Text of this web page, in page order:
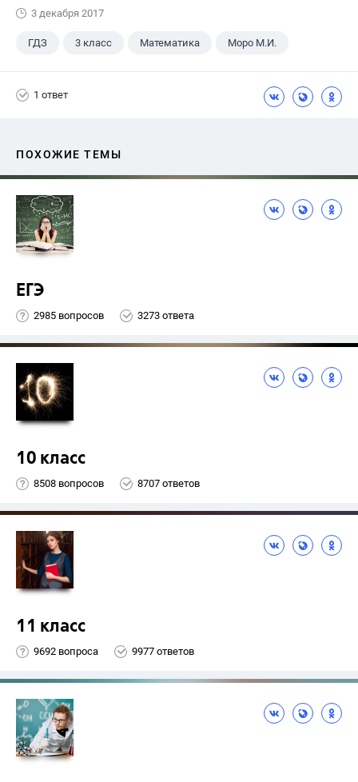
3 декабря 2017
ГДЗ 3 класс Математика Моро М.И.
1 ответ
ПОХОЖИЕ ТЕМЫ
ЕГЭ
2985 вопросов 3273 ответа
10 класс
8508 вопросов 8707 ответов
11 класс
9692 вопроса 9977 ответов